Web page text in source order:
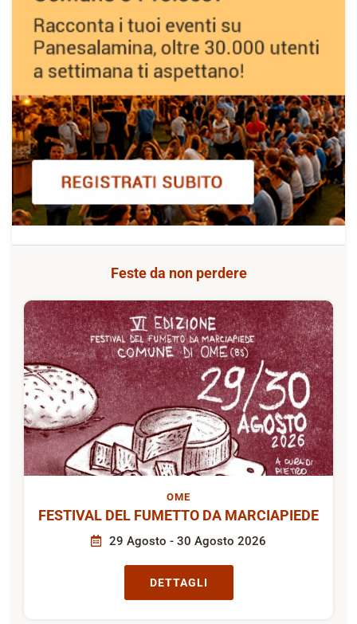
Feste da non perdere
OME
FESTIVAL DEL FUMETTO DA MARCIAPIEDE
29 Agosto - 30 Agosto 2026
DETTAGLI